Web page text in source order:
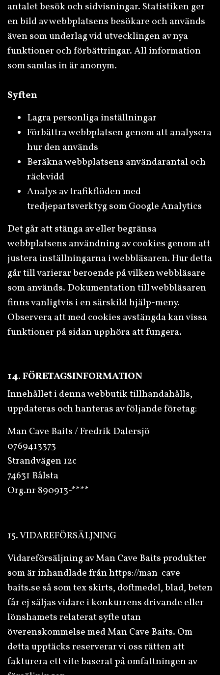
antalet besök och sidvisningar. Statistiken ger
en bild av webbplatsens besökare och används
även som underlag vid utvecklingen av nya
funktioner och förbättringar. All information
som samlas in är anonym.
Syften
Lagra personliga inställningar
Förbättra webbplatsen genom att analysera
hur den används
Beräkna webbplatsens användarantal och
räckvidd
Analys av trafikflöden med
tredjepartsverktyg som Google Analytics
Det går att stänga av eller begränsa
webbplatsens användning av cookies genom att
justera inställningarna i webbläsaren. Hur detta
går till varierar beroende på vilken webbläsare
som används. Dokumentation till webbläsaren
finns vanligtvis i en särskild hjälp-meny.
Observera att med cookies avstängda kan vissa
funktioner på sidan upphöra att fungera.
14. FÖRETAGSINFORMATION
Innehållet i denna webbutik tillhandahålls,
uppdateras och hanteras av följande företag:
Man Cave Baits / Fredrik Dalersjö
0769413373
Strandvägen 12c
74631 Bålsta
Org.nr 890913-****
15. VIDAREFÖRSÄLJNING
Vidareförsäljning av Man Cave Baits produkter
som är inhandlade frånhttps://man-cave-
baits.se så som tex skirts, doftmedel, blad, beten
får ej säljas vidare i konkurrens drivande eller
lönshamets relaterat syfte utan
överenskommelse med Man Cave Baits. Om
detta upptäcks reserverar vi oss rätten att
fakturera ett vite baserat på omfattningen av